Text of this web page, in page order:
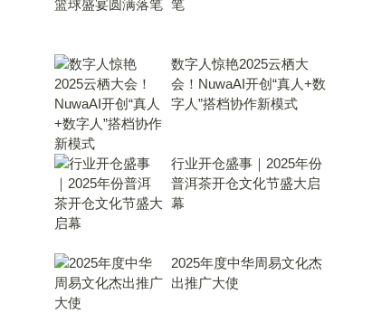
笔
数字人惊艳2025云栖大
会！NuwaAI开创“真人+数
字人”搭档协作新模式
行业开仓盛事｜2025年份
普洱茶开仓文化节盛大启
幕
2025年度中华周易文化杰
出推广大使